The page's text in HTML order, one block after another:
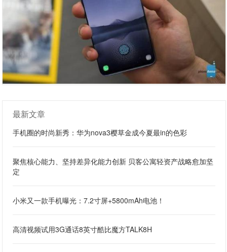
最新文章
手机圈的时尚新秀：华为nova3樱草金成今夏最in的色彩
聚焦核心能力、坚持差异化能力创新 贝客公寓轻资产战略愈加坚
定
小米又一款手机曝光：7.2寸屏+5800mAh电池！
高清视频试用3G通话8英寸酷比魔方TALK8H